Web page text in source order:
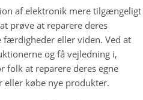
af elektronik mere tilgængeligt
prøve at reparere deres
færdigheder eller viden. Ved at
og få vejledning i,
folk at reparere deres egne
eller købe nye produkter.